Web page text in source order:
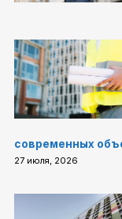
современных
27 июля, 2026